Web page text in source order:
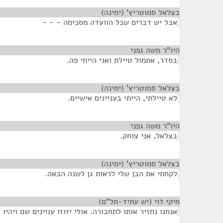
בצלאל סמוטריץ' (ימינה)
אבל יש דברים שכל הוועדה מסכימה - - -
היו"ר משה גפני
בסדר, אתמול טיילת ואני הייתי פה.
בצלאל סמוטריץ' (ימינה)
לא טיילתי, הייתי בעניינים אישיים.
היו"ר משה גפני
בצלאל, אני צוחק.
בצלאל סמוטריץ' (ימינה)
לקחתי את הבן שלי לראות גן לשנה הבאה.
מיקי לוי (יש עתיד-תל"ם)
אנחנו נחזיר אותו לתחבורה. אולי יזוזו עניינים שם